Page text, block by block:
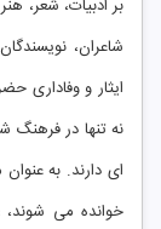
بر ادبیات، شعر،
شاعران،
ایثار و وفاداری
نه تنها در فرهنگ
‌ای دارند. به
خوانده می